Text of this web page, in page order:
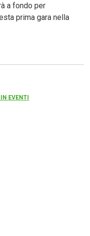
a fondo per
prima gara nella
EVENTI